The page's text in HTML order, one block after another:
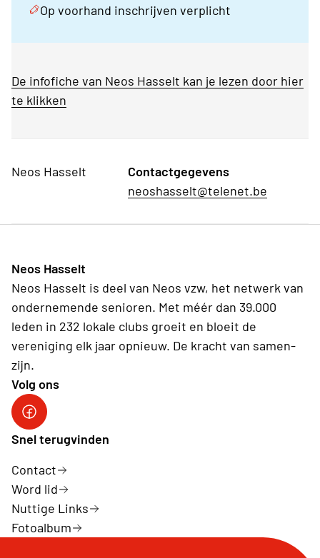
Op voorhand inschrijven verplicht
De infofiche van Neos Hasselt kan je lezen door hier
te klikken
Neos Hasselt
Contactgegevens
neoshasselt@telenet.be
Neos Hasselt
Neos Hasselt is deel van Neos vzw, het netwerk van
ondernemende senioren. Met méér dan 39.000
leden in 232 lokale clubs groeit en bloeit de
vereniging elk jaar opnieuw. De kracht van samen-
zijn.
Volg ons
Neos Hasselt
Snel terugvinden
Contact
Word lid
Nuttige Links
Fotoalbum